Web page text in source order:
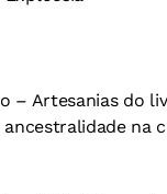
– Artesanias do
na